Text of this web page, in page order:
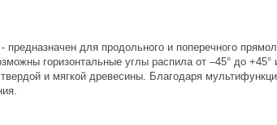
- предназначен для продольного и поперечного
горизонтальные углы распила от –45° до
и мягкой древесины. Благодаря